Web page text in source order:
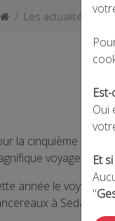
Les actualités
la cinquième
voyage pour
année le voyage
à Sedan.
Oui
Et
"